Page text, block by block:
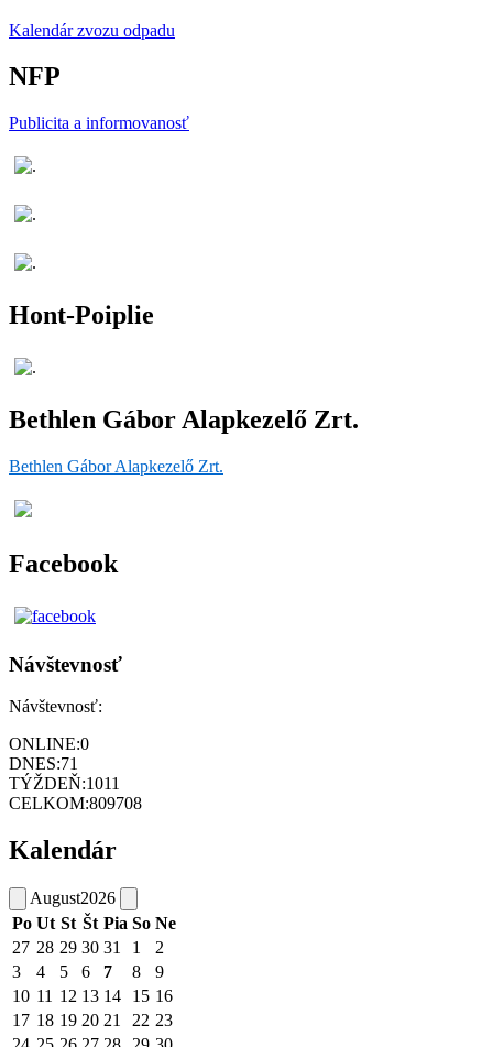
Kalendár zvozu odpadu
NFP
Publicita a informovanosť
Hont-Poiplie
Bethlen Gábor Alapkezelő Zrt.
Bethlen Gábor Alapkezelő Zrt.
Facebook
Návštevnosť
Návštevnosť:
ONLINE:0
DNES:71
TÝŽDEŇ:1011
CELKOM:809708
Kalendár
August2026
Po Ut St Št Pia So Ne
27 28 29 30 31 1
2
3
4 5 6 7 8
9
10 11 12 13 14 15 16
17 18 19 20 21 22 23